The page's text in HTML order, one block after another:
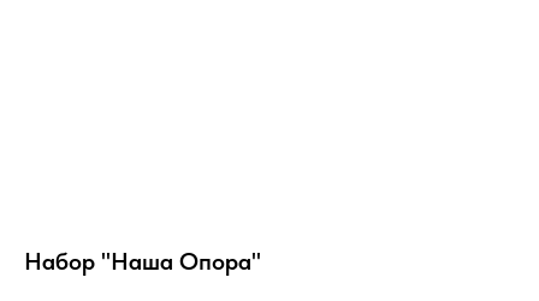
Набор "Наша Опора"